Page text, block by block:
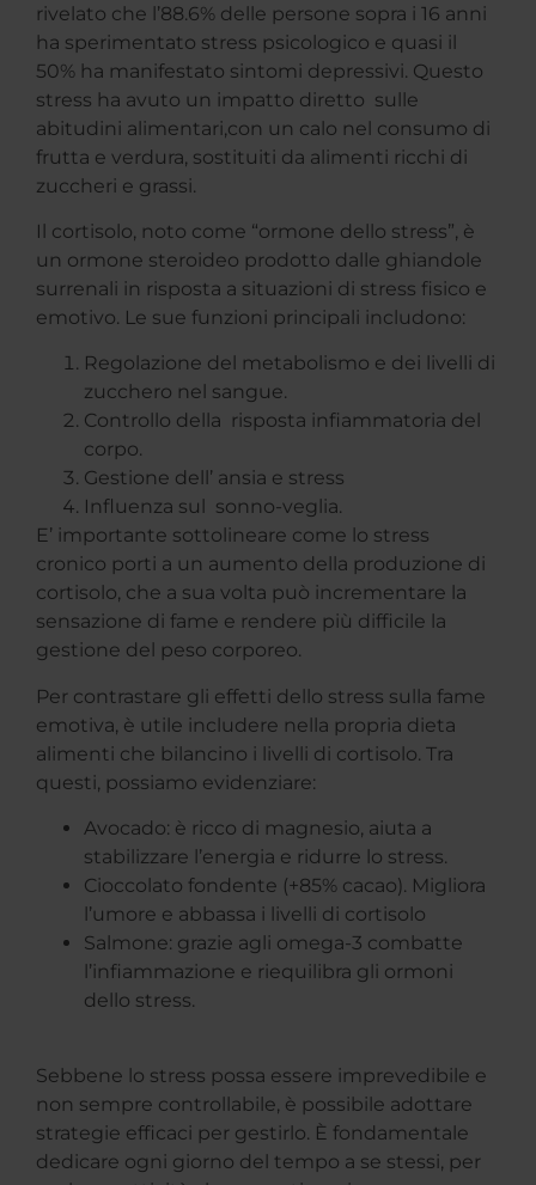
rivelato che l’88.6% delle persone sopra i 16 anni
ha sperimentato stress psicologico e quasi il
50% ha manifestato sintomi depressivi. Questo
stress ha avuto un impatto diretto sulle
abitudini alimentari,con un calo nel consumo di
frutta e verdura, sostituiti da alimenti ricchi di
zuccheri e grassi.
Il cortisolo, noto come “ormone dello stress”, è
un ormone steroideo prodotto dalle ghiandole
surrenali in risposta a situazioni di stress fisico e
emotivo. Le sue funzioni principali includono:
Regolazione del metabolismo e dei livelli di
zucchero nel sangue.
Controllo della risposta infiammatoria del
corpo.
Gestione dell’ ansia e stress
Influenza sul sonno-veglia.
E’ importante sottolineare come lo stress
cronico porti a un aumento della produzione di
cortisolo, che a sua volta può incrementare la
sensazione di fame e rendere più difficile la
gestione del peso corporeo.
Per contrastare gli effetti dello stress sulla fame
emotiva, è utile includere nella propria dieta
alimenti che bilancino i livelli di cortisolo. Tra
questi, possiamo evidenziare:
Avocado: è ricco di magnesio, aiuta a
stabilizzare l’energia e ridurre lo stress.
Cioccolato fondente (+85% cacao). Migliora
l’umore e abbassa i livelli di cortisolo
Salmone: grazie agli omega-3 combatte
l’infiammazione e riequilibra gli ormoni
dello stress.
Sebbene lo stress possa essere imprevedibile e
non sempre controllabile, è possibile adottare
strategie efficaci per gestirlo. È fondamentale
dedicare ogni giorno del tempo a se stessi, per